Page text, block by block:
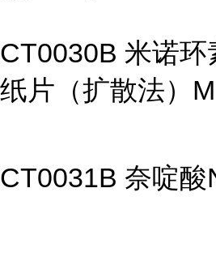
CT0030B 米诺环
纸片（扩散法）
CT0031B 奈啶酸